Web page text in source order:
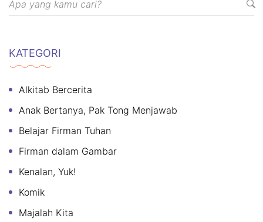
KATEGORI
Alkitab Bercerita
Anak Bertanya, Pak Tong Menjawab
Belajar Firman Tuhan
Firman dalam Gambar
Kenalan, Yuk!
Komik
Majalah Kita